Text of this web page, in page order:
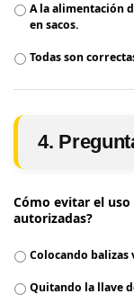
A la alimentación
en sacos.
Todas son
4.
Cómo evitar el
autorizadas?
Colocando balizas
Quitando la llave